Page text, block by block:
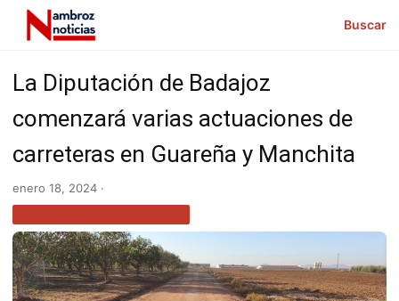
Buscar
La Diputación de Badajoz
comenzará varias actuaciones de
carreteras en Guareña y Manchita
enero 18, 2024 ·